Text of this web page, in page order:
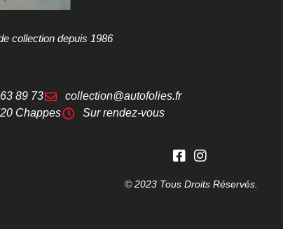
collection depuis 1986
89 73
collection@autofolies.fr
Chappes
Sur rendez-vous
© 2023 Tous Droits Réservés.